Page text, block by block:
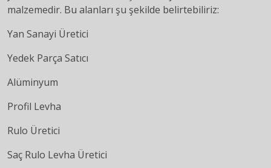
malzemedir. Bu alanları şu şekilde belirtebiliriz:
Yan Sanayi Üretici
Yedek Parça Satıcı
Alüminyum
Profil Levha
Rulo Üretici
Saç Rulo Levha Üretici